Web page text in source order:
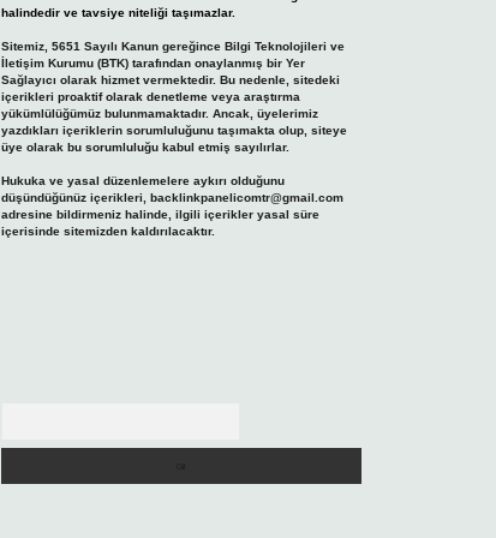
halindedir ve tavsiye niteliği taşımazlar.
Sitemiz, 5651 Sayılı Kanun gereğince Bilgi Teknolojileri ve
İletişim Kurumu (BTK) tarafından onaylanmış bir Yer
Sağlayıcı olarak hizmet vermektedir. Bu nedenle, sitedeki
içerikleri proaktif olarak denetleme veya araştırma
yükümlülüğümüz bulunmamaktadır. Ancak, üyelerimiz
yazdıkları içeriklerin sorumluluğunu taşımakta olup, siteye
üye olarak bu sorumluluğu kabul etmiş sayılırlar.
Hukuka ve yasal düzenlemelere aykırı olduğunu
düşündüğünüz içerikleri, backlinkpanelicomtr@gmail.com
adresine bildirmeniz halinde, ilgili içerikler yasal süre
içerisinde sitemizden kaldırılacaktır.